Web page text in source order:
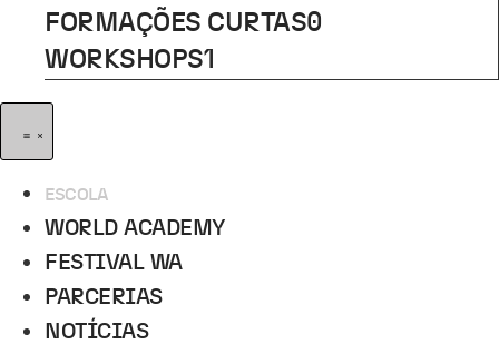
FORMAÇÕES CURTAS0
WORKSHOPS1
ESCOLA
WORLD ACADEMY
FESTIVAL WA
PARCERIAS
NOTÍCIAS